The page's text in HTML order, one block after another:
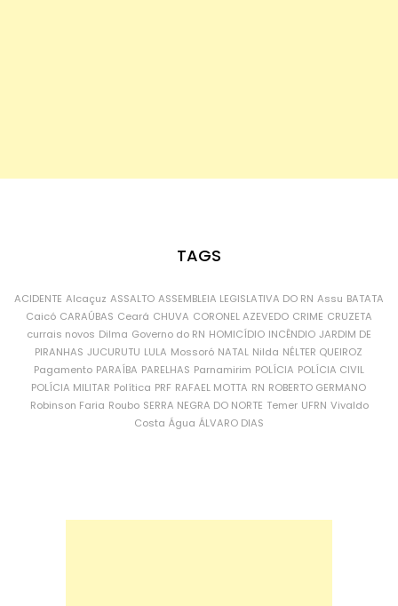
TAGS
ACIDENTE Alcaçuz ASSALTO ASSEMBLEIA LEGISLATIVA DO RN Assu BATATA
Caicó CARAÚBAS Ceará CHUVA CORONEL AZEVEDO CRIME CRUZETA
currais novos Dilma Governo do RN HOMICÍDIO INCÊNDIO JARDIM DE
PIRANHAS JUCURUTU LULA Mossoró NATAL Nilda NÉLTER QUEIROZ
Pagamento PARAÍBA PARELHAS Parnamirim POLÍCIA POLÍCIA CIVIL
POLÍCIA MILITAR Política PRF RAFAEL MOTTA RN ROBERTO GERMANO
Robinson Faria Roubo SERRA NEGRA DO NORTE Temer UFRN Vivaldo
Costa Água ÁLVARO DIAS